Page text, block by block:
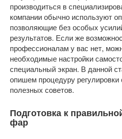
производиться в
компании обычно используют
позволяющие без особых
результатов. Если же
профессионалам у вас нет,
необходимые настройки
специальный экран. В данной
опишем процедуру
полезных советов.
Подготовка к
фар